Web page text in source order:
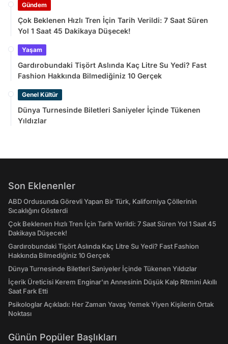
Gündem
Çok Beklenen Hızlı Tren İçin Tarih Verildi: 7 Saat Süren
Yol 1 Saat 45 Dakikaya Düşecek!
Yaşam
Gardırobundaki Tişört Aslında Kaç Litre Su Yedi? Fast
Fashion Hakkında Bilmediğiniz 10 Gerçek
Genel Kültür
Dünya Turnesinde Biletleri Saniyeler İçinde Tükenen
Yıldızlar
Son Eklenenler
ABD Ordusunda Görevli Yapan Bir Türk, Kaliforniya Çöllerinin
Sıcaklığını Gösterdi
Çok Beklenen Hızlı Tren İçin Tarih Verildi: 7 Saat Süren Yol 1 Saat 45
Dakikaya Düşecek!
Gardırobundaki Tişört Aslında Kaç Litre Su Yedi? Fast Fashion
Hakkında Bilmediğiniz 10 Gerçek
Dünya Turnesinde Biletleri Saniyeler İçinde Tükenen Yıldızlar
İçerik Üreticisi Kerem Enginar'ın Annesinin Düşük Kalp Ritmini Akıllı
Saat Fark Etti
Psikologlar Açıkladı: Her Zaman Yavaş Yemek Yiyen Kişilerin Ortak
Noktası
Günün Popüler Başlıkları